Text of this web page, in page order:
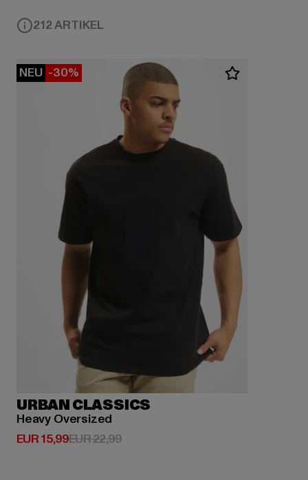
212 ARTIKEL
NEU -30%
URBAN CLASSICS
Heavy Oversized
EUR 15,99
Derzeitiger Preis: EUR 15,99
EUR 22,99Aktionspreis: EUR 22,99